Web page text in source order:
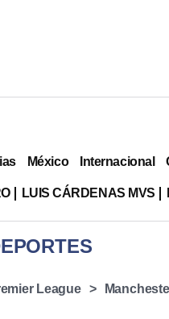
México Internacional
LUIS CÁRDENAS MVS
League